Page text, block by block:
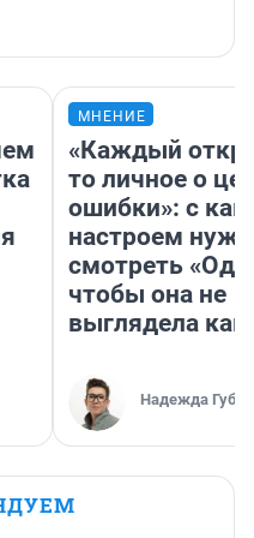
МНЕНИЕ
«Каждый
то личное о
ошибки»: с
настроем
смотреть
чтобы она не
выглядела как
Надежда